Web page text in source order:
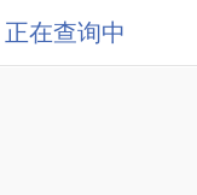
正在查询中